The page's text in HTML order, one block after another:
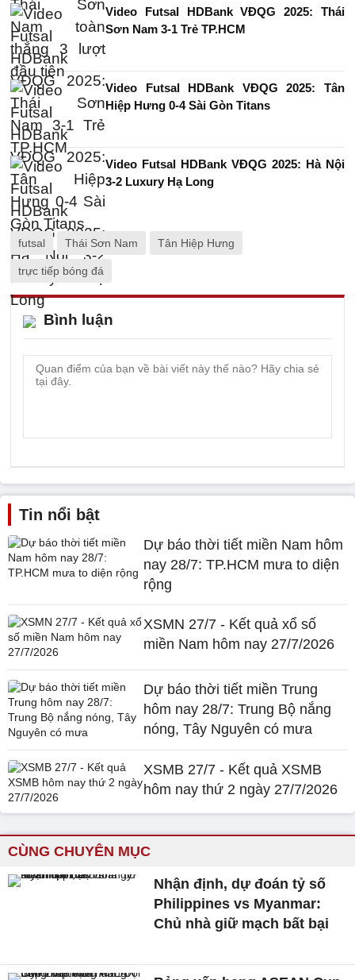
Video Futsal HDBank VĐQG 2025: Thái
Sơn Nam 3-1 Trẻ TP.HCM
Video Futsal HDBank VĐQG 2025: Tân
Hiệp Hưng 0-4 Sài Gòn Titans
Video Futsal HDBank VĐQG 2025: Hà Nội
3-2 Luxury Hạ Long
futsal Thái Sơn Nam Tân Hiệp Hưng
trực tiếp bóng đá
Bình luận
Tin nổi bật
Dự báo thời tiết miền Nam hôm
nay 28/7: TP.HCM mưa to diện
rộng
XSMN 27/7 - Kết quả xổ số
miền Nam hôm nay 27/7/2026
Dự báo thời tiết miền Trung
hôm nay 28/7: Trung Bộ nắng
nóng, Tây Nguyên có mưa
XSMB 27/7 - Kết quả XSMB
hôm nay thứ 2 ngày 27/7/2026
CÙNG CHUYÊN MỤC
Nhận định, dự đoán tỷ số
Philippines vs Myanmar:
Chủ nhà giữ mạch bất bại